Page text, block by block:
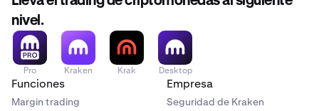
nivel.
Pro Kraken Krak Desktop
Funciones
Margin trading
Empresa
Seguridad de Kraken